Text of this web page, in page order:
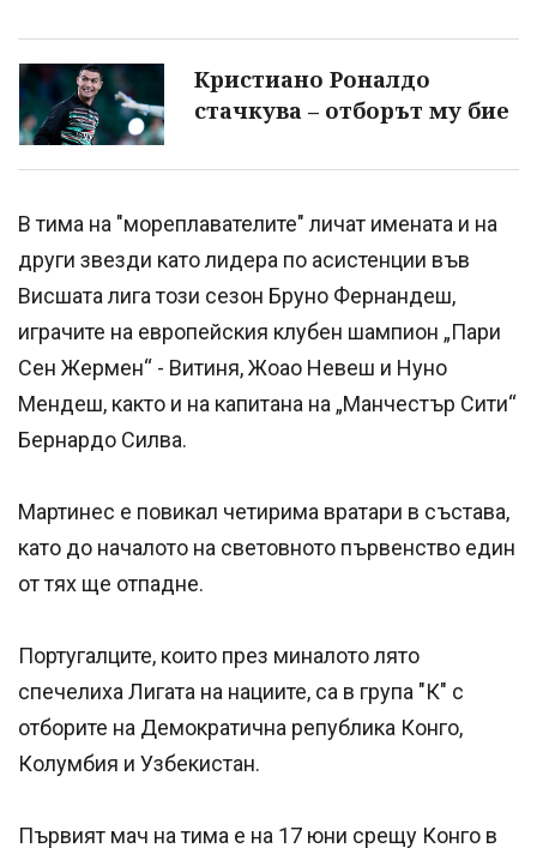
Кристиано Роналдо
стачкува – отборът му бие
В тима на "мореплавателите" личат имената и на
други звезди като лидера по асистенции във
Висшата лига този сезон Бруно Фернандеш,
играчите на европейския клубен шампион „Пари
Сен Жермен“ - Витиня, Жоао Невеш и Нуно
Мендеш, както и на капитана на „Манчестър Сити“
Бернардо Силва.
Мартинес е повикал четирима вратари в състава,
като до началото на световното първенство един
от тях ще отпадне.
Португалците, които през миналото лято
спечелиха Лигата на нациите, са в група "К" с
отборите на Демократична република Конго,
Колумбия и Узбекистан.
Първият мач на тима е на 17 юни срещу Конго в